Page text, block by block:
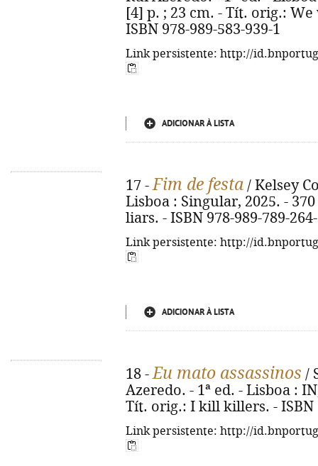
[4] p. ; 23 cm. - Tít. orig.:
ISBN 978-989-583-939-1
Link persistente: http://
ADICIONAR À LISTA
17 -Fim de festa / Kelsey
Lisboa : Singular, 2025. -
liars. - ISBN 978-989-789-
Link persistente: http://
ADICIONAR À LISTA
18 -Eu mato assassinos /
Azeredo. - 1ª ed. - Lisboa :
Tít. orig.: I kill killers. - ISBN
Link persistente: http://